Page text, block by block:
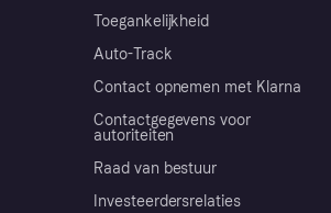
Toegankelijkheid
Auto-Track
Contact opnemen met Klarna
Contactgegevens voor
autoriteiten
Raad van bestuur
Investeerdersrelaties